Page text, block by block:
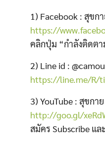
1) Facebook : สุขก
https://
คลิกปุ่ม “กำลังติดตา
2) Line id :
https://line.me/R/
3) YouTube : สุขกา
http://goo.gl/
สมัคร Subscribe แ